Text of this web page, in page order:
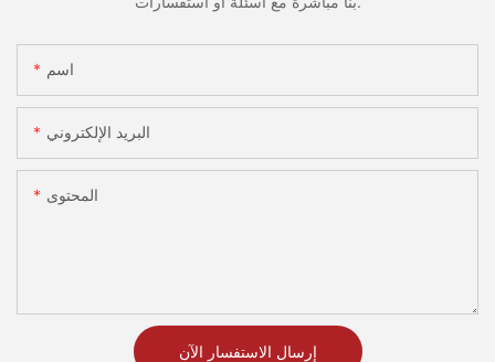
اسم
البريد الإلكتروني
المحتوى
إرسال الاستفسار الآن